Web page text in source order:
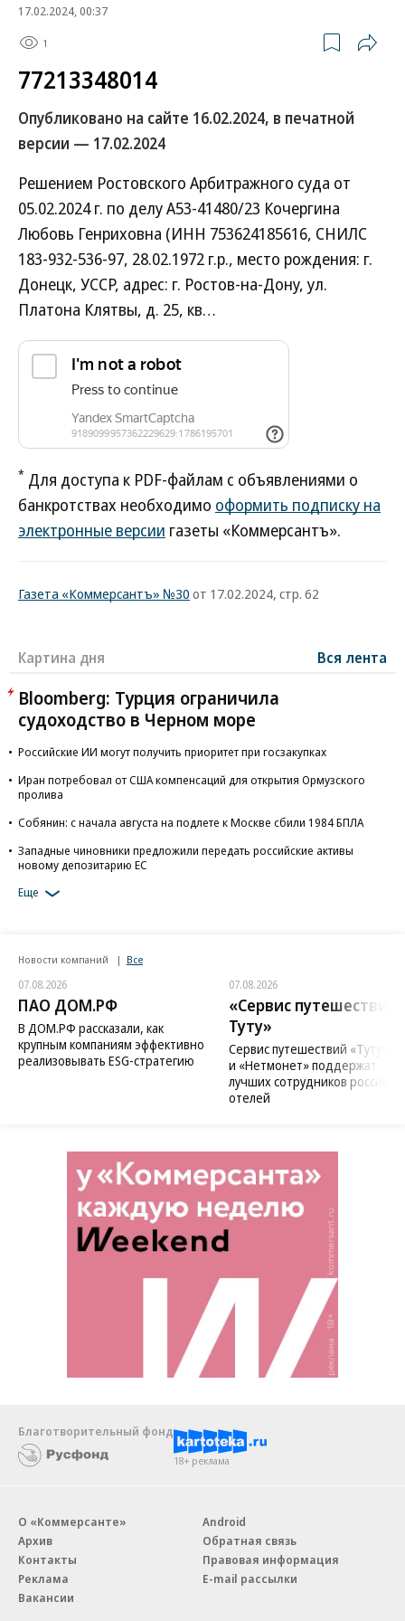
17.02.2024, 00:37
1
77213348014
Опубликовано на сайте 16.02.2024, в печатной
версии — 17.02.2024
Решением Ростовского Арбитражного суда от
05.02.2024 г. по делу А53-41480/23 Кочергина
Любовь Генриховна (ИНН 753624185616, СНИЛС
183-932-536-97, 28.02.1972 г.р., место рождения: г.
Донецк, УССР, адрес: г. Ростов-на-Дону, ул.
Платона Клятвы, д. 25, кв…
* Для доступа к PDF-файлам с объявлениями о
банкротствах необходимо оформить подписку на
электронные версии газеты «Коммерсантъ».
Газета «Коммерсантъ» №30 от 17.02.2024, стр. 62
Картина дня Вся лента
Bloomberg: Турция ограничила
судоходство в Черном море
Российские ИИ могут получить приоритет при госзакупках
Иран потребовал от США компенсаций для открытия Ормузского
пролива
Собянин: с начала августа на подлете к Москве сбили 1984 БПЛА
Западные чиновники предложили передать российские активы
новому депозитарию ЕС
Еще
Новости компаний Все
07.08.2026
ПАО ДОМ.РФ
В ДОМ.РФ рассказали, как
крупным компаниям эффективно
реализовывать ESG-стратегию
07.08.2026
«Сервис путешествий
Туту»
Сервис путешествий «Туту»
и «Нетмонет» поддержат
лучших сотрудников
отелей
Благотворительный фонд
18+ реклама
О «Коммерсанте»
Архив
Контакты
Реклама
Вакансии
Android
Обратная связь
Правовая информация
E-mail рассылки